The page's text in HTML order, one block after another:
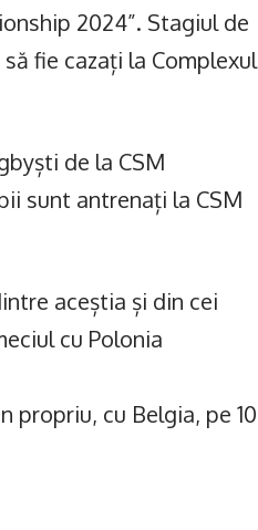
2024”. Stagiul de
fie cazați la Complexul
de la CSM
sunt antrenați la CSM
aceștia și din cei
cu Polonia
propriu, cu Belgia, pe 10